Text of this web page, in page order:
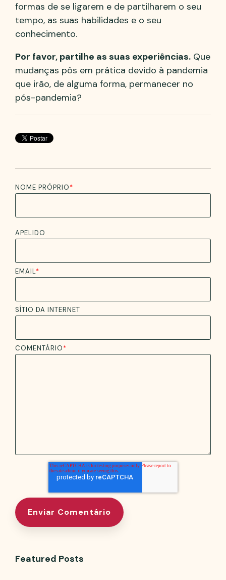
formas de se ligarem e de partilharem o seu
tempo, as suas habilidades e o seu
conhecimento.
Por favor, partilhe as suas experiências. Que
mudanças pôs em prática devido à pandemia
que irão, de alguma forma, permanecer no
pós-pandemia?
NOME PRÓPRIO*
APELIDO
EMAIL*
SÍTIO DA INTERNET
COMENTÁRIO*
Featured Posts